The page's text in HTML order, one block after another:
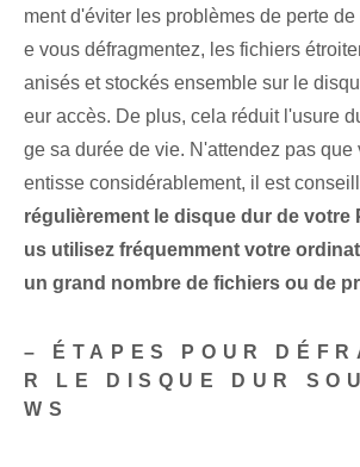
ment d'éviter les problèmes de perte
e vous défragmentez, les fichiers
anisés et stockés ensemble sur le
eur accès. De plus, cela réduit l'usure
ge sa durée de vie. N'attendez pas que
entisse considérablement, il est
régulièrement le disque dur de votre
us utilisez fréquemment votre
un grand nombre de fichiers ou de
– ÉTAPES POUR
R LE DISQUE DUR
WS